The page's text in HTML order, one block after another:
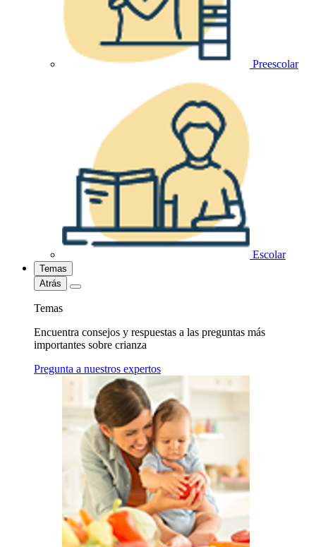
Preescolar
Escolar
Temas
Atrás
Temas
Encuentra consejos y respuestas a las preguntas más
importantes sobre crianza
Pregunta a nuestros expertos